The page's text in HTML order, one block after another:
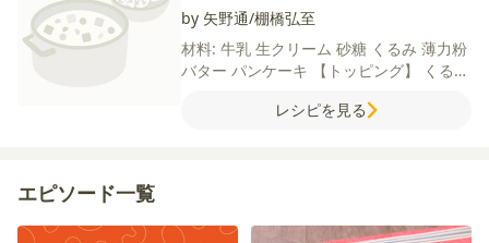
by 矢野通/棚橋弘至
材料: 牛乳 生クリーム 砂糖 くるみ 薄力粉
バター パンケーキ 【トッピング】
くるみ
ホイップクリーム
レシピを見る
エピソード一覧